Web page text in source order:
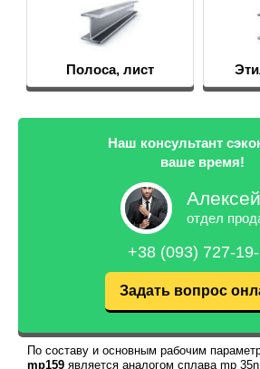
Полоса, лист
Наш консультант
ваше время!
Алексей
отдел
+38 (093) 727-
Задать вопрос
По составу и основным рабочим
mp159является аналогом сплава mp